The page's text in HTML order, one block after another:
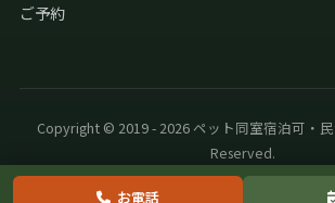
ご予約
Copyright © 2019 - 2026 ペット同室宿泊可・
Reserved.
お電話